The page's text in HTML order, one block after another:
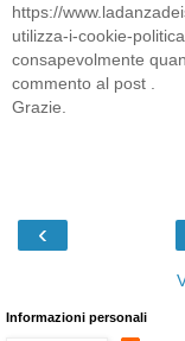
https://
utilizza-i-cookie-
consapevolmente
commento al post .
Grazie.
‹
Informazioni personali